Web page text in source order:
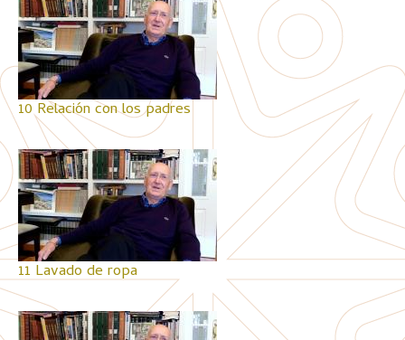
10 Relación con los padres
11 Lavado de ropa